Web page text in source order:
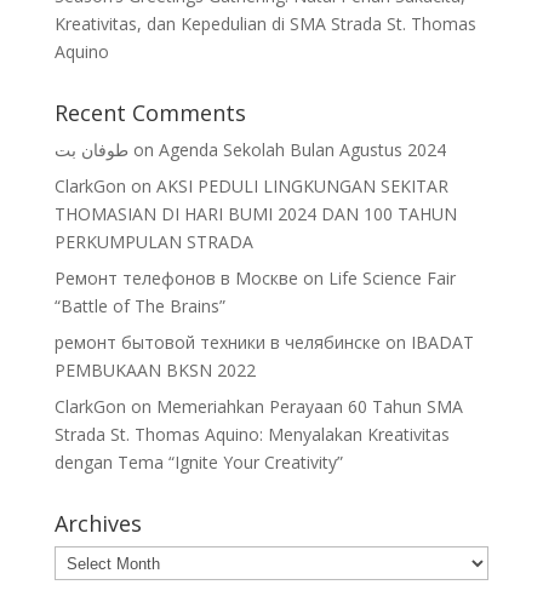
Kreativitas, dan Kepedulian di SMA Strada St. Thomas
Aquino
Recent Comments
طوفان بتon Agenda Sekolah Bulan Agustus 2024
ClarkGon on AKSI PEDULI LINGKUNGAN SEKITAR
THOMASIAN DI HARI BUMI 2024 DAN 100 TAHUN
PERKUMPULAN STRADA
Ремонт телефонов в Москве on Life Science Fair
“Battle of The Brains”
ремонт бытовой техники в челябинске on IBADAT
PEMBUKAAN BKSN 2022
ClarkGon on Memeriahkan Perayaan 60 Tahun SMA
Strada St. Thomas Aquino: Menyalakan Kreativitas
dengan Tema “Ignite Your Creativity”
Archives
Archives